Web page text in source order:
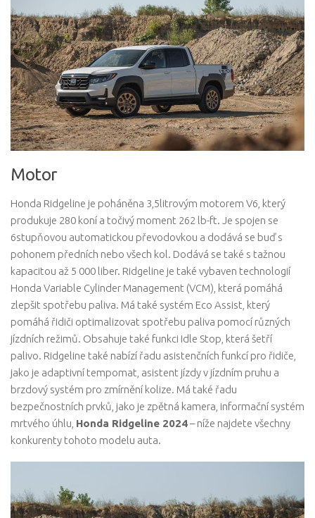
Motor
Honda Ridgeline je poháněna 3,5litrovým motorem V6, který
produkuje 280 koní a točivý moment 262 lb-ft. Je spojen se
6stupňovou automatickou převodovkou a dodává se buď s
pohonem předních nebo všech kol. Dodává se také s tažnou
kapacitou až 5 000 liber. Ridgeline je také vybaven technologií
Honda Variable Cylinder Management (VCM), která pomáhá
zlepšit spotřebu paliva. Má také systém Eco Assist, který
pomáhá řidiči optimalizovat spotřebu paliva pomocí různých
jízdních režimů. Obsahuje také funkci Idle Stop, která šetří
palivo. Ridgeline také nabízí řadu asistenčních funkcí pro řidiče,
jako je adaptivní tempomat, asistent jízdy v jízdním pruhu a
brzdový systém pro zmírnění kolize. Má také řadu
bezpečnostních prvků, jako je zpětná kamera, informační systém
mrtvého úhlu, Honda Ridgeline 2024– níže najdete všechny
konkurenty tohoto modelu auta.